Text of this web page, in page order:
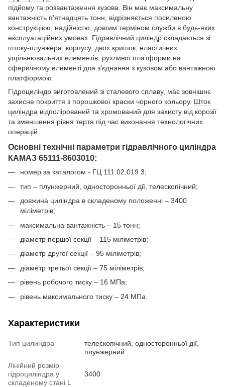
підйому та розвантаження кузова. Він має максимальну
вантажність п’ятнадцять тонн, відрізняється посиленою
конструкцією, надійністю, довгим терміном служби в будь-яких
експлуатаційних умовах. Гідравлічний циліндр складається зі
штоку-плунжера, корпусу, двох кришок, еластичних
ущільнювальних елементів, рухливої платформи на
сферичному елементі для з’єднання з кузовом або вантажною
платформою.
Гідроциліндр виготовлений зі сталевого сплаву, має зовнішнє
захисне покриття з порошкової краски чорного кольору. Шток
циліндра відполірований та хромований для захисту від корозії
та зменшення рівня тертя під час виконання технологічних
операцій.
Основні технічні параметри гідравлічного циліндра
КАМАЗ 65111-8603010:
номер за каталогом - ГЦ 111.02.019 3;
тип – плунжерний, односторонньої дії, телескопічний;
довжина циліндра в складеному положенні – 3400
міліметрів;
максимальна вантажність – 15 тонн;
діаметр першої секції – 115 міліметрів;
діаметр другої секції – 95 міліметрів;
діаметр третьої секції – 75 міліметрів;
рівень робочого тиску – 16 МПа;
рівень максимального тиску – 24 МПа.
Характеристики
Тип цилиндра
телескопічний, односторонньої дії,
плунжерний
Лінійний розмір
гідроциліндра у
складеному стані L
3400